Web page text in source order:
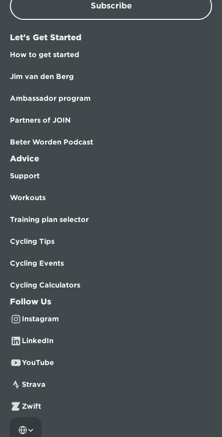
Subscribe
Let's Get Started
How to get started
Jim van den Berg
Ambassador program
Partners of JOIN
Beter Worden Podcast
Advice
Support
Workouts
Training plan selector
Cycling Tips
Cycling Events
Cycling Calculators
Follow Us
Instagram
LinkedIn
YouTube
Strava
Zwift